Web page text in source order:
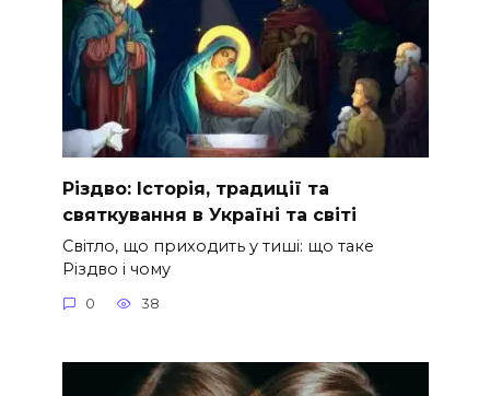
Різдво: Історія, традиції та
святкування в Україні та світі
Світло, що приходить у тиші: що таке
Різдво і чому
0 38